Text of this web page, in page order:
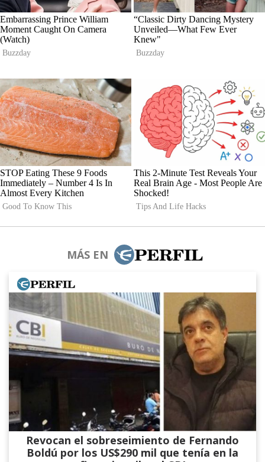
MÁS EN
Revocan el sobreseimiento de Fernando
Boldú por los US$290 mil que tenía en la